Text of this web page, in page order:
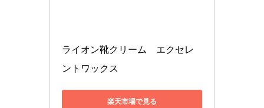
ライオン靴クリーム　エクセレ
ントワックス
楽天市場で見る